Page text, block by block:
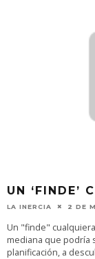
UN ‘FINDE’
LA INERCIA 2 DE
Un "finde"
mediana que podría
planificación, a